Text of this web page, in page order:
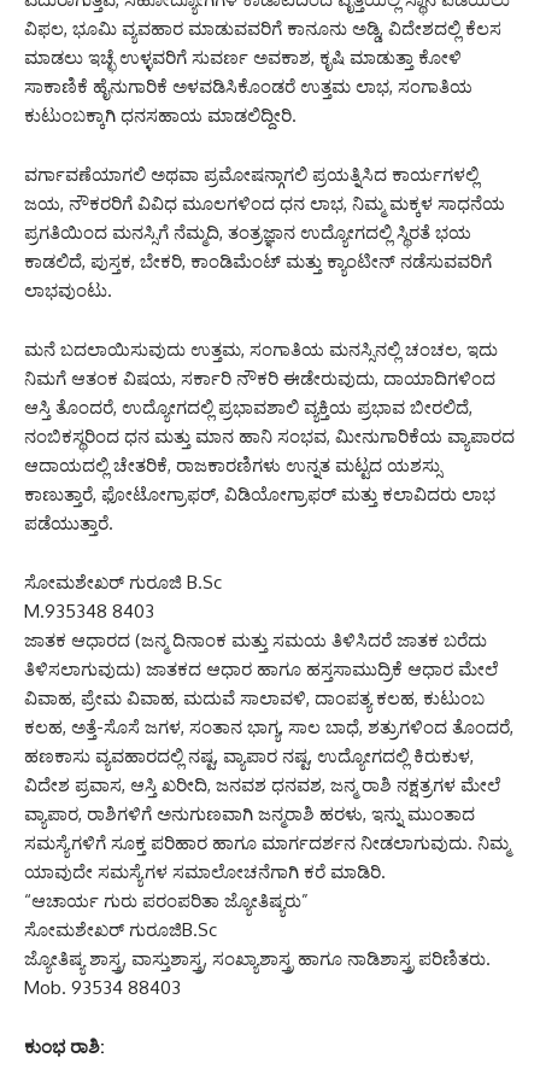
ವಿಫಲ, ಭೂಮಿ ವ್ಯವಹಾರ ಮಾಡುವವರಿಗೆ ಕಾನೂನು ಅಡ್ಡಿ, ವಿದೇಶದಲ್ಲಿ ಕೆಲಸ
ಮಾಡಲು ಇಚ್ಛೆ ಉಳ್ಳವರಿಗೆ ಸುವರ್ಣ ಅವಕಾಶ, ಕೃಷಿ ಮಾಡುತ್ತಾ ಕೋಳಿ
ಸಾಕಾಣಿಕೆ ಹೈನುಗಾರಿಕೆ ಅಳವಡಿಸಿಕೊಂಡರೆ ಉತ್ತಮ ಲಾಭ, ಸಂಗಾತಿಯ
ಕುಟುಂಬಕ್ಕಾಗಿ ಧನಸಹಾಯ ಮಾಡಲಿದ್ದೀರಿ.
ವರ್ಗಾವಣೆಯಾಗಲಿ ಅಥವಾ ಪ್ರಮೋಷನ್ಗಾಗಲಿ ಪ್ರಯತ್ನಿಸಿದ ಕಾರ್ಯಗಳಲ್ಲಿ
ಜಯ, ನೌಕರರಿಗೆ ವಿವಿಧ ಮೂಲಗಳಿಂದ ಧನ ಲಾಭ, ನಿಮ್ಮ ಮಕ್ಕಳ ಸಾಧನೆಯ
ಪ್ರಗತಿಯಿಂದ ಮನಸ್ಸಿಗೆ ನೆಮ್ಮದಿ, ತಂತ್ರಜ್ಞಾನ ಉದ್ಯೋಗದಲ್ಲಿ ಸ್ಥಿರತೆ ಭಯ
ಕಾಡಲಿದೆ, ಪುಸ್ತಕ, ಬೇಕರಿ, ಕಾಂಡಿಮೆಂಟ್ ಮತ್ತು ಕ್ಯಾಂಟೀನ್ ನಡೆಸುವವರಿಗೆ
ಲಾಭವುಂಟು.
ಮನೆ ಬದಲಾಯಿಸುವುದು ಉತ್ತಮ, ಸಂಗಾತಿಯ ಮನಸ್ಸಿನಲ್ಲಿ ಚಂಚಲ, ಇದು
ನಿಮಗೆ ಆತಂಕ ವಿಷಯ, ಸರ್ಕಾರಿ ನೌಕರಿ ಈಡೇರುವುದು, ದಾಯಾದಿಗಳಿಂದ
ಆಸ್ತಿ ತೊಂದರೆ, ಉದ್ಯೋಗದಲ್ಲಿ ಪ್ರಭಾವಶಾಲಿ ವ್ಯಕ್ತಿಯ ಪ್ರಭಾವ ಬೀರಲಿದೆ,
ನಂಬಿಕಸ್ಥರಿಂದ ಧನ ಮತ್ತು ಮಾನ ಹಾನಿ ಸಂಭವ, ಮೀನುಗಾರಿಕೆಯ ವ್ಯಾಪಾರದ
ಆದಾಯದಲ್ಲಿ ಚೇತರಿಕೆ, ರಾಜಕಾರಣಿಗಳು ಉನ್ನತ ಮಟ್ಟದ ಯಶಸ್ಸು
ಕಾಣುತ್ತಾರೆ, ಫೋಟೋಗ್ರಾಫರ್, ವಿಡಿಯೋಗ್ರಾಫರ್ ಮತ್ತು ಕಲಾವಿದರು ಲಾಭ
ಪಡೆಯುತ್ತಾರೆ.
ಸೋಮಶೇಖರ್ ಗುರೂಜಿ B.Sc
M.935348 8403
ಜಾತಕ ಆಧಾರದ (ಜನ್ಮ ದಿನಾಂಕ ಮತ್ತು ಸಮಯ ತಿಳಿಸಿದರೆ ಜಾತಕ ಬರೆದು
ತಿಳಿಸಲಾಗುವುದು) ಜಾತಕದ ಆಧಾರ ಹಾಗೂ ಹಸ್ತಸಾಮುದ್ರಿಕೆ ಆಧಾರ ಮೇಲೆ
ವಿವಾಹ, ಪ್ರೇಮ ವಿವಾಹ, ಮದುವೆ ಸಾಲಾವಳಿ, ದಾಂಪತ್ಯ ಕಲಹ, ಕುಟುಂಬ
ಕಲಹ, ಅತ್ತೆ-ಸೊಸೆ ಜಗಳ, ಸಂತಾನ ಭಾಗ್ಯ, ಸಾಲ ಬಾಧೆ, ಶತ್ರುಗಳಿಂದ ತೊಂದರೆ,
ಹಣಕಾಸು ವ್ಯವಹಾರದಲ್ಲಿ ನಷ್ಟ, ವ್ಯಾಪಾರ ನಷ್ಟ, ಉದ್ಯೋಗದಲ್ಲಿ ಕಿರುಕುಳ,
ವಿದೇಶ ಪ್ರವಾಸ, ಆಸ್ತಿ ಖರೀದಿ, ಜನವಶ ಧನವಶ, ಜನ್ಮ ರಾಶಿ ನಕ್ಷತ್ರಗಳ ಮೇಲೆ
ವ್ಯಾಪಾರ, ರಾಶಿಗಳಿಗೆ ಅನುಗುಣವಾಗಿ ಜನ್ಮರಾಶಿ ಹರಳು, ಇನ್ನು ಮುಂತಾದ
ಸಮಸ್ಯೆಗಳಿಗೆ ಸೂಕ್ತ ಪರಿಹಾರ ಹಾಗೂ ಮಾರ್ಗದರ್ಶನ ನೀಡಲಾಗುವುದು. ನಿಮ್ಮ
ಯಾವುದೇ ಸಮಸ್ಯೆಗಳ ಸಮಾಲೋಚನೆಗಾಗಿ ಕರೆ ಮಾಡಿರಿ.
“ಆಚಾರ್ಯ ಗುರು ಪರಂಪರಿತಾ ಜ್ಯೋತಿಷ್ಯರು”
ಸೋಮಶೇಖರ್ ಗುರೂಜಿB.Sc
ಜ್ಯೋತಿಷ್ಯ ಶಾಸ್ತ್ರ, ವಾಸ್ತುಶಾಸ್ತ್ರ, ಸಂಖ್ಯಾಶಾಸ್ತ್ರ ಹಾಗೂ ನಾಡಿಶಾಸ್ತ್ರ ಪರಿಣಿತರು.
Mob. 93534 88403
ಕುಂಭ ರಾಶಿ: